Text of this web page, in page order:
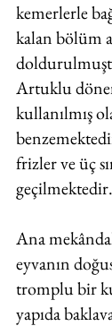
kemerlerle
kalan bölüm
Artuklu
kullanılmış
frizler ve üç
geçilmektedir.
Ana
eyvanın
tromplu bir
yapıda